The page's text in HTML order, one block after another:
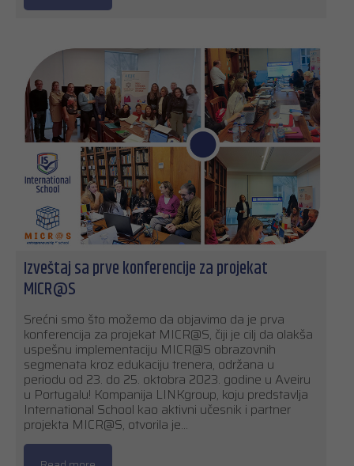
Izveštaj sa prve konferencije za projekat
MICR@S
Srećni smo što možemo da objavimo da je prva
konferencija za projekat MICR@S, čiji je cilj da olakša
uspešnu implementaciju MICR@S obrazovnih
segmenata kroz edukaciju trenera, održana u
periodu od 23. do 25. oktobra 2023. godine u Aveiru
u Portugalu! Kompanija LINKgroup, koju predstavlja
International School kao aktivni učesnik i partner
projekta MICR@S, otvorila je…